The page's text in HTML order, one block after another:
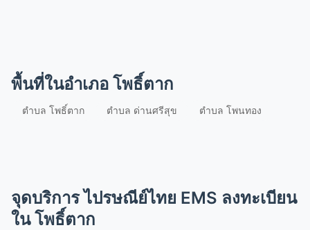
ตำบล
ด่านศรีสุข
พื้นที่ในอำเภอ โพธิ์ตาก
ตำบล โพธิ์ตาก ตำบล ด่านศรีสุข ตำบล โพนทอง
จุดบริการ ไปรษณีย์ไทย EMS ลงทะเบียน
ใน โพธิ์ตาก